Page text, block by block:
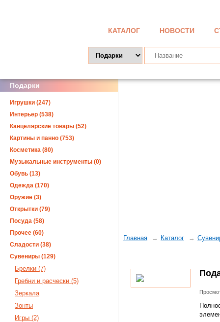
КАТАЛОГ НОВОСТИ
Главная Каталог
Подарки
Игрушки (247)
Интерьер (538)
Канцелярские товары (52)
Картины и панно (753)
Косметика (80)
Музыкальные инструменты (0)
Обувь (13)
Одежда (170)
Оружие (3)
Открытки (79)
Посуда (58)
Прочее (60)
Сладости (38)
Сувениры (129)
Брелки (7)
Гребни и расчески (5)
Зеркала
Зонты
Игры (2)